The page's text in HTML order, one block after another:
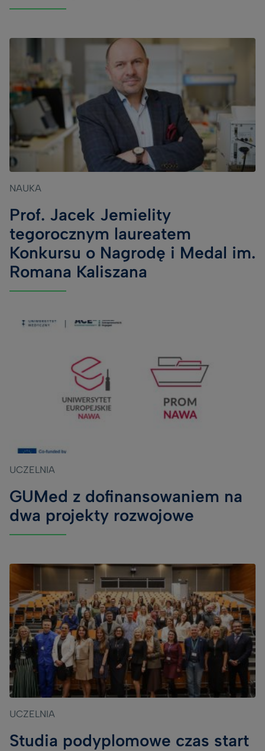
NAUKA
Prof. Jacek Jemielity
tegorocznym laureatem
Konkursu o Nagrodę i Medal im.
Romana Kaliszana
UCZELNIA
GUMed z dofinansowaniem na
dwa projekty rozwojowe
UCZELNIA
Studia podyplomowe czas start